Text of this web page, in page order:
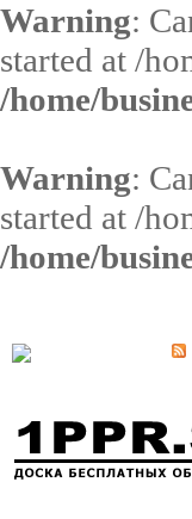
Warning:
started at /
/home/
Warning:
started at /
/home/